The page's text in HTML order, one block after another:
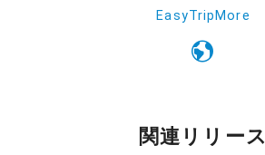
EasyTripMore
関連リリース